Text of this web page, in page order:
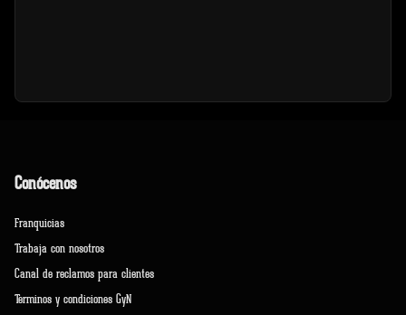
Conócenos
Franquicias
Trabaja con nosotros
Canal de reclamos para clientes
Terminos y condiciones GyN